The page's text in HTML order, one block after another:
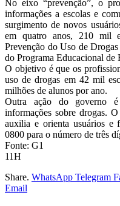
No eixo “prevenção”, o
informações a escolas e
surgimento de novos
em quatro anos, 210 mil
Prevenção do Uso de
do Programa Educacional de
O objetivo é que os
uso de drogas em 42 mil
milhões de alunos por ano.
Outra ação do governo
informações sobre drogas.
auxilia e orienta usuários e
0800 para o número de três
Fonte: G1
11H
Share. WhatsApp Telegram
Email